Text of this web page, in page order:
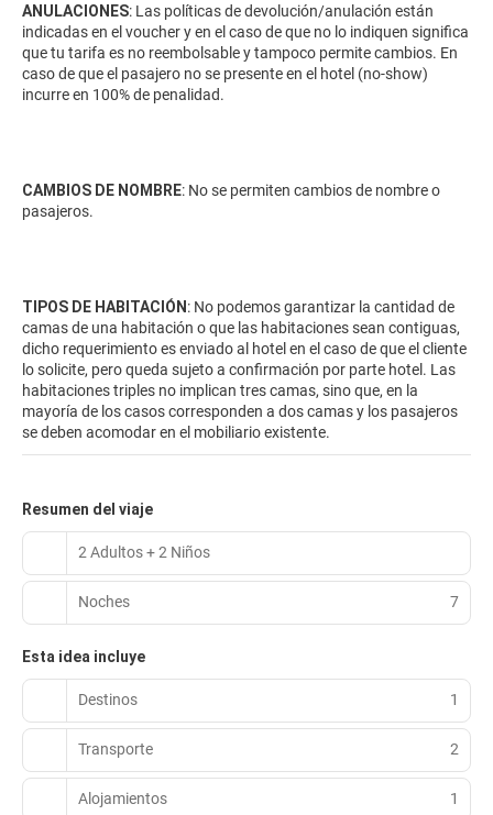
ANULACIONES: Las políticas de devolución/anulación están
indicadas en el voucher y en el caso de que no lo indiquen significa
que tu tarifa es no reembolsable y tampoco permite cambios. En
caso de que el pasajero no se presente en el hotel (no-show)
incurre en 100% de penalidad.
CAMBIOS DE NOMBRE: No se permiten cambios de nombre o
pasajeros.
TIPOS DE HABITACIÓN : No podemos garantizar la cantidad de
camas de una habitación o que las habitaciones sean contiguas,
dicho requerimiento es enviado al hotel en el caso de que el cliente
lo solicite, pero queda sujeto a confirmación por parte hotel. Las
habitaciones triples no implican tres camas, sino que, en la
mayoría de los casos corresponden a dos camas y los pasajeros
se deben acomodar en el mobiliario existente.
Resumen del viaje
2 Adultos + 2 Niños
Noches 7
Esta idea incluye
Destinos 1
Transporte 2
Alojamientos 1